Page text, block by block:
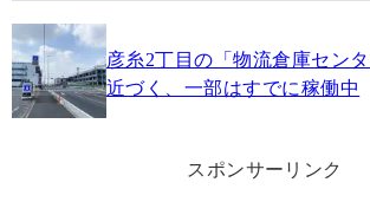
彦糸2丁目の「物流倉庫セン
近づく、一部はすでに稼働中
スポンサーリンク